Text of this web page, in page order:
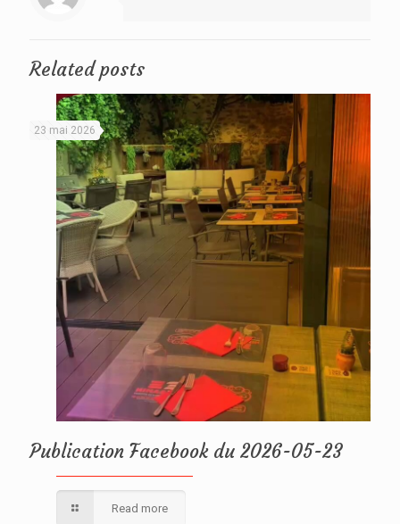
Related posts
23 mai 2026
Publication Facebook du 2026-05-23
Read more